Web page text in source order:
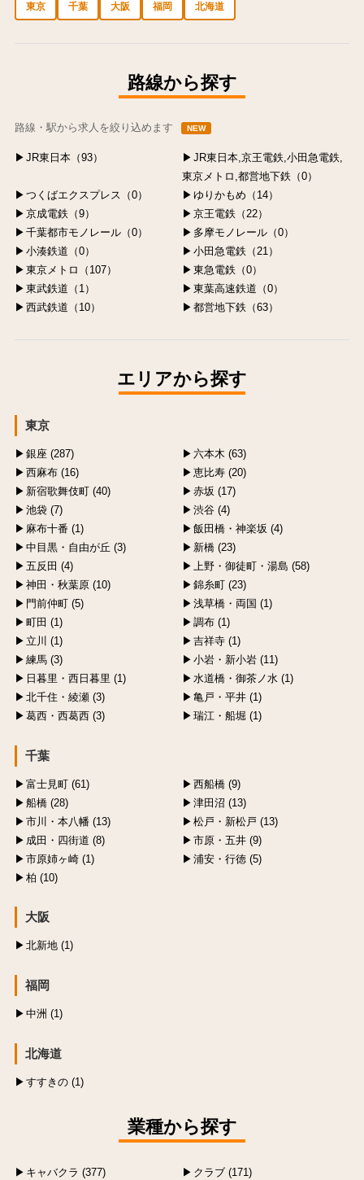
東京 千葉 大阪 福岡 北海道
路線から探す
路線・駅から求人を絞り込めます NEW
JR東日本（93）
JR東日本,京王電鉄,小田急電鉄,
東京メトロ,都営地下鉄（0）
つくばエクスプレス（0）
ゆりかもめ（14）
京成電鉄（9）
京王電鉄（22）
千葉都市モノレール（0）
多摩モノレール（0）
小湊鉄道（0）
小田急電鉄（21）
東京メトロ（107）
東急電鉄（0）
東武鉄道（1）
東葉高速鉄道（0）
西武鉄道（10）
都営地下鉄（63）
エリアから探す
東京
銀座 (287)
六本木 (63)
西麻布 (16)
恵比寿 (20)
新宿歌舞伎町 (40)
赤坂 (17)
池袋 (7)
渋谷 (4)
麻布十番 (1)
飯田橋・神楽坂 (4)
中目黒・自由が丘 (3)
新橋 (23)
五反田 (4)
上野・御徒町・湯島 (58)
神田・秋葉原 (10)
錦糸町 (23)
門前仲町 (5)
浅草橋・両国 (1)
町田 (1)
調布 (1)
立川 (1)
吉祥寺 (1)
練馬 (3)
小岩・新小岩 (11)
日暮里・西日暮里 (1)
水道橋・御茶ノ水 (1)
北千住・綾瀬 (3)
亀戸・平井 (1)
葛西・西葛西 (3)
瑞江・船堀 (1)
千葉
富士見町 (61)
西船橋 (9)
船橋 (28)
津田沼 (13)
市川・本八幡 (13)
松戸・新松戸 (13)
成田・四街道 (8)
市原・五井 (9)
市原姉ヶ崎 (1)
浦安・行徳 (5)
柏 (10)
大阪
北新地 (1)
福岡
中洲 (1)
北海道
すすきの (1)
業種から探す
キャバクラ (377)
クラブ (171)